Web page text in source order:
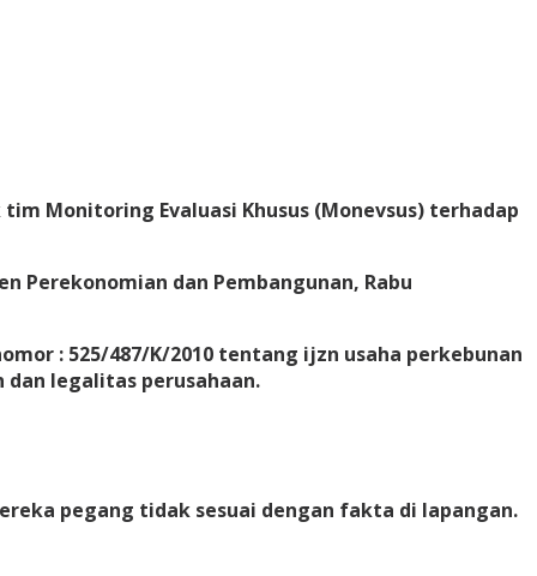
Monitoring Evaluasi Khusus (Monevsus) terhadap
Perekonomian dan Pembangunan, Rabu
: 525/487/K/2010 tentang ijzn usaha perkebunan
dan legalitas perusahaan.
pegang tidak sesuai dengan fakta di lapangan.